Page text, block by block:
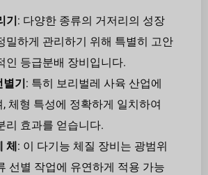
기: 다양한 종류의 거저리의 성장
밀하게 관리하기 위해 특별히 고안
인 등급분배 장비입니다.
별기: 특히 보리벌레 사육 산업에
, 체형 특성에 정확하게 일치하여
리 효과를 얻습니다.
체: 이 다기능 체질 장비는 광범위
선별 작업에 유연하게 적용 가능